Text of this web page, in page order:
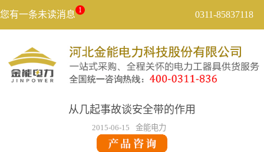
您有一条未读消息 1 0311-85837118
从几起事故谈安全带的作用
2015-06-15 金能电力